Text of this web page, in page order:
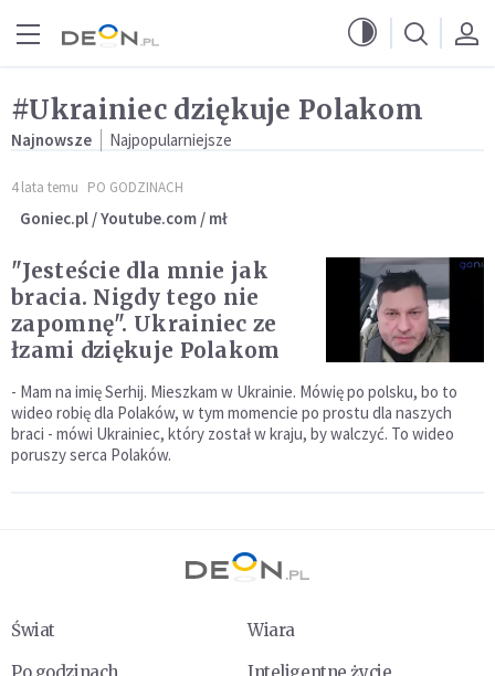
#Ukrainiec dziękuje Polakom
Najnowsze Najpopularniejsze
4 lata temu PO GODZINACH
Goniec.pl / Youtube.com / mł
"Jesteście dla mnie jak
bracia. Nigdy tego nie
zapomnę". Ukrainiec ze
łzami dziękuje Polakom
- Mam na imię Serhij. Mieszkam w Ukrainie. Mówię po polsku, bo to
wideo robię dla Polaków, w tym momencie po prostu dla naszych
braci - mówi Ukrainiec, który został w kraju, by walczyć. To wideo
poruszy serca Polaków.
Świat
Wiara